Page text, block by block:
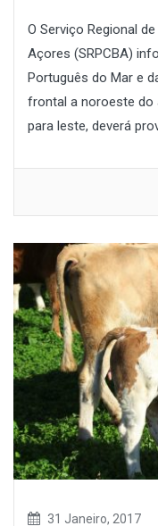
O Serviço Regional
Açores (SRPCBA)
Português do Mar e
frontal a noroeste do
para leste, deverá
31 Janeiro, 2017